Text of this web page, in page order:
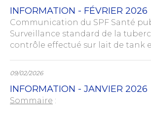
INFORMATION - FÉVRIER 2026
Communication du SPF Santé
Surveillance standard de la
contrôle effectué sur lait de tank
09/02/2026
INFORMATION - JANVIER 2026
Sommaire :